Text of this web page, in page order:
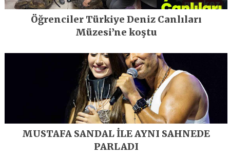
Öğrenciler Türkiye Deniz Canlıları
Müzesi’ne koştu
MUSTAFA SANDAL İLE AYNI SAHNEDE
PARLADI